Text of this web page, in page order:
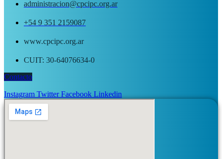
administracion@cpcipc.org.ar
+54 9 351 2159087
www.cpcipc.org.ar
CUIT: 30-64076634-0
Contacto
Instagram Twitter Facebook Linkedin